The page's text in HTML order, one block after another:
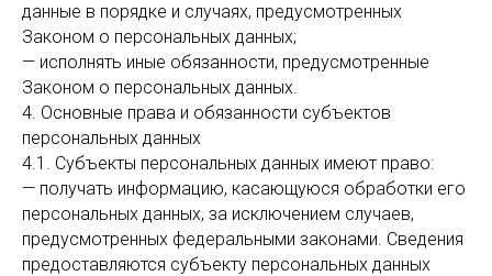
данные в порядке и случаях, предусмотренных
Законом о персональных данных;
— исполнять иные обязанности, предусмотренные
Законом о персональных данных.
4. Основные права и обязанности субъектов
персональных данных
4.1. Субъекты персональных данных имеют право:
— получать информацию, касающуюся обработки его
персональных данных, за исключением случаев,
предусмотренных федеральными законами. Сведения
предоставляются субъекту персональных данных